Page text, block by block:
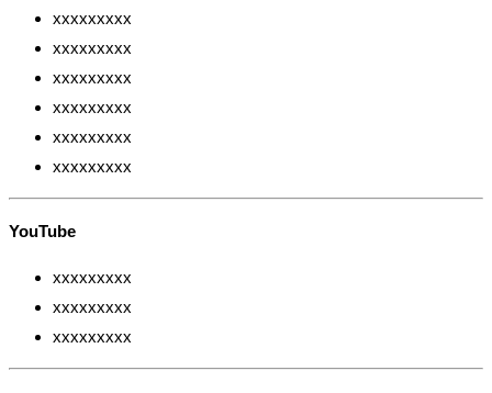
xxxxxxxxx
xxxxxxxxx
xxxxxxxxx
xxxxxxxxx
xxxxxxxxx
xxxxxxxxx
YouTube
xxxxxxxxx
xxxxxxxxx
xxxxxxxxx